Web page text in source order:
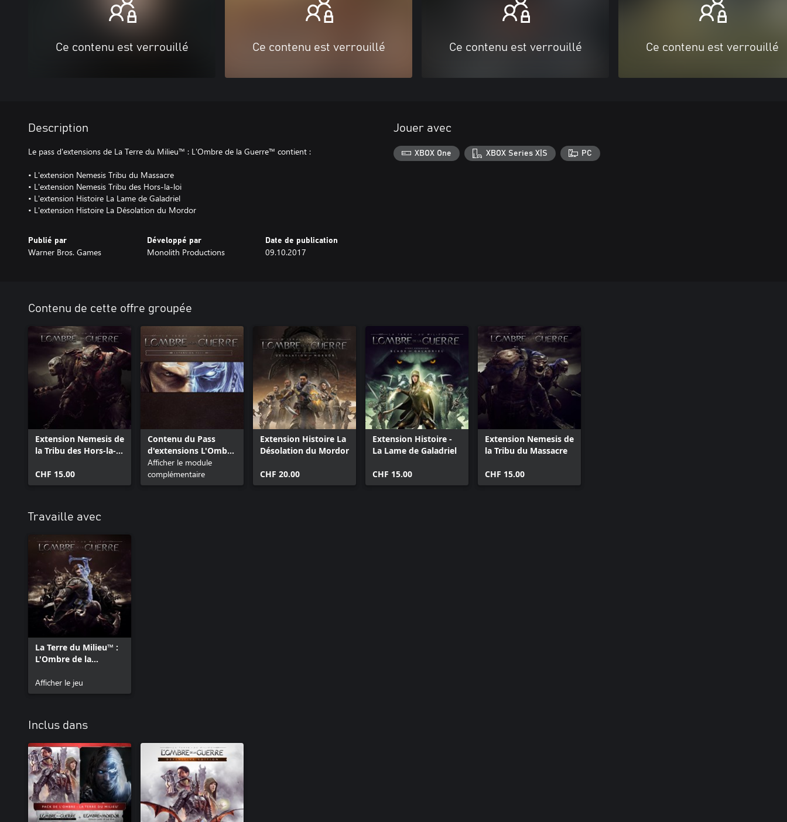
Ce contenu est verrouillé Ce contenu est verrouillé Ce contenu est verrouillé Ce contenu est verrouillé
Description
Le pass d'extensions de La Terre du Milieu™ : L'Ombre de la Guerre™ contient :
• L'extension Nemesis Tribu du Massacre
• L'extension Nemesis Tribu des Hors-la-loi
• L'extension Histoire La Lame de Galadriel
• L'extension Histoire La Désolation du Mordor
Publié par
Warner Bros. Games
Développé par
Monolith Productions
Date de publication
09.10.2017
Jouer avec
XBOX One XBOX Series X|S PC
Contenu de cette offre groupée
Extension Nemesis de
la Tribu des Hors-la-
CHF 15.00
Contenu du Pass
d'extensions L'Ombre
de la Guerre™
Afficher le module
complémentaire
Extension Histoire La
Désolation du Mordor
CHF 20.00
Extension Histoire -
La Lame de Galadriel
CHF 15.00
Extension Nemesis de
la Tribu du Massacre
CHF 15.00
Travaille avec
La Terre du Milieu™ :
L'Ombre de la
Afficher le jeu
Inclus dans